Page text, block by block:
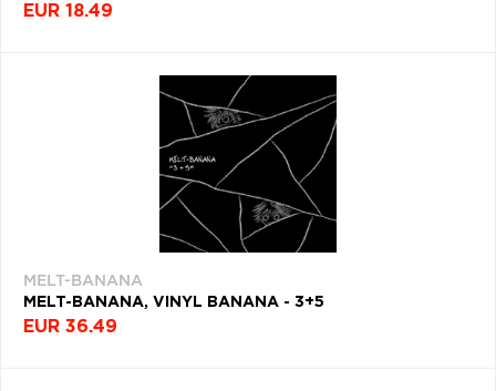
EUR 18.49
MELT-BANANA
MELT-BANANA, VINYL BANANA - 3+5
EUR 36.49